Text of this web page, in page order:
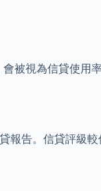
被視為信貸使用
報告。信貸評級